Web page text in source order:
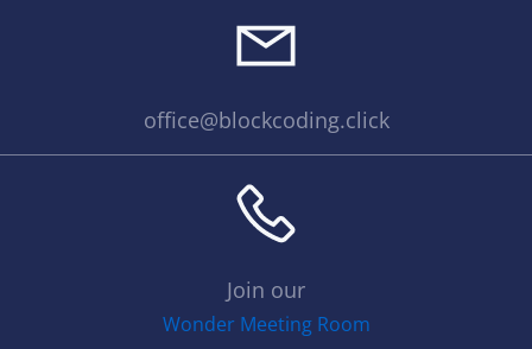
office@blockcoding.click
Join our
Wonder Meeting Room